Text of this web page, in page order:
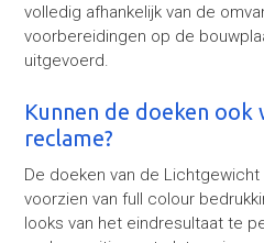
volledig afhankelijk van de
voorbereidingen op de
uitgevoerd.
Kunnen de doeken ook
reclame?
De doeken van de
voorzien van full colour
looks van het eindresultaat te